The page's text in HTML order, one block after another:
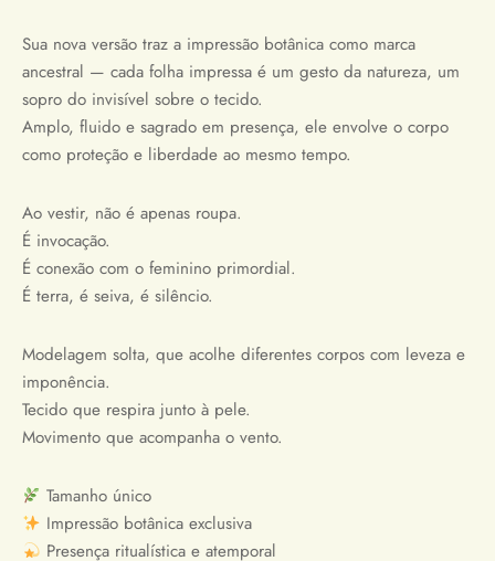
Sua nova versão traz a impressão botânica como marca
ancestral — cada folha impressa é um gesto da natureza, um
sopro do invisível sobre o tecido.
Amplo, fluido e sagrado em presença, ele envolve o corpo
como proteção e liberdade ao mesmo tempo.
Ao vestir, não é apenas roupa.
É invocação.
É conexão com o feminino primordial.
É terra, é seiva, é silêncio.
Modelagem solta, que acolhe diferentes corpos com leveza e
imponência.
Tecido que respira junto à pele.
Movimento que acompanha o vento.
Tamanho único
Impressão botânica exclusiva
Presença ritualística e atemporal